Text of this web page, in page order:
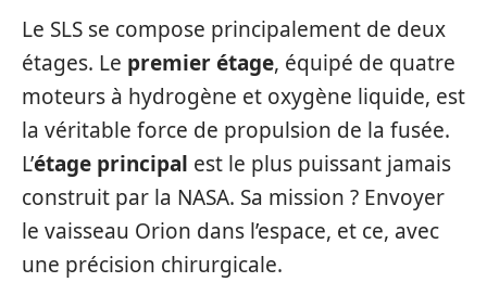
Le SLS se compose principalement de deux
étages. Le premier étage, équipé de quatre
moteurs à hydrogène et oxygène liquide, est
la véritable force de propulsion de la fusée.
L’étage principal est le plus puissant jamais
construit par la NASA. Sa mission ? Envoyer
le vaisseau Orion dans l’espace, et ce, avec
une précision chirurgicale.